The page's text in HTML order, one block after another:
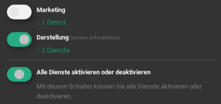
Wir rufen für dich von OpenStreetMap.org Kartendaten ab.
anzuzeigen. Es handelt sich um einen US-Anbieter, der Cookies
setzt. Indem du die Verwendung dieser Cookies zustimmst,
willigst du auch ausdrücklich in die Verarbeitung deiner Daten in
den USA, laut § 10 Abs. 2 Nr. 1 DSG-EKD, ein.
Marketing
↓ 1 Dienst
Darstellung (immer erforderlich)
↓ 2 Dienste
Alle Dienste aktivieren oder deaktivieren
Mit diesem Schalter können Sie alle Dienste aktivieren oder
deaktivieren.